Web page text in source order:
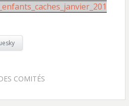
COMITÉS